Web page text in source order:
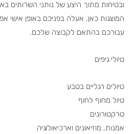
ובטיחות מתוך היצע של נותני השרותים
המוצגות כאן, אעלה בפניכם באופן אישי
עבורכם בהתאם לקבוצה שלכם.
טיולי גיפים
טיולים רגליים בטבע
טיול מחוף לחוף
טרקטורונים
אמנות, מוזיאונים וארכיאולוגיה